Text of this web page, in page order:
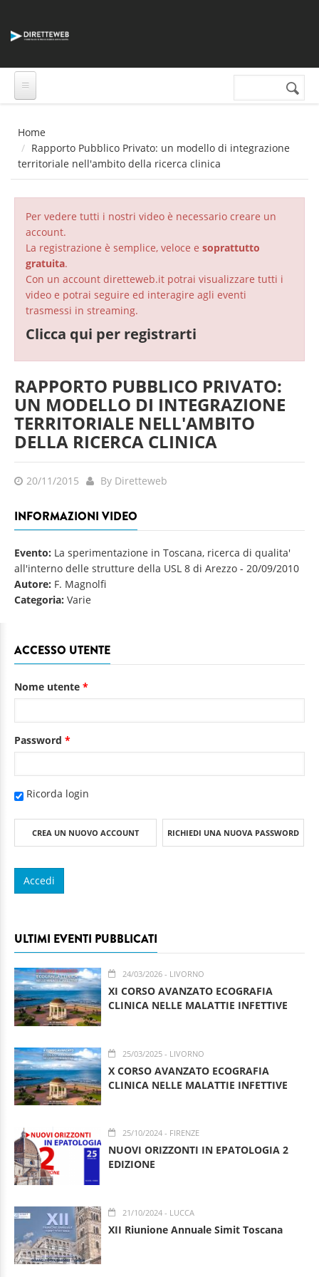
Form di
Cerca nel sito
Home
Rapporto Pubblico Privato: un modello di integrazione
territoriale nell'ambito della ricerca clinica
Per vedere tutti i nostri video è necessario creare un
account.
La registrazione è semplice, veloce e soprattutto
gratuita.
Con un account diretteweb.it potrai visualizzare tutti i
video e potrai seguire ed interagire agli eventi
trasmessi in streaming.
Clicca qui per registrarti
RAPPORTO PUBBLICO PRIVATO:
UN MODELLO DI INTEGRAZIONE
TERRITORIALE NELL'AMBITO
DELLA RICERCA CLINICA
20/11/2015 By Diretteweb
INFORMAZIONI VIDEO
Evento: La sperimentazione in Toscana, ricerca di qualita'
all'interno delle strutture della USL 8 di Arezzo - 20/09/2010
Autore: F. Magnolfi
Categoria: Varie
ACCESSO UTENTE
Nome utente *
Password *
Ricorda login
CREA UN NUOVO ACCOUNT RICHIEDI UNA NUOVA PASSWORD
ULTIMI EVENTI PUBBLICATI
24/03/2026 - LIVORNO
XI CORSO AVANZATO ECOGRAFIA
CLINICA NELLE MALATTIE INFETTIVE
25/03/2025 - LIVORNO
X CORSO AVANZATO ECOGRAFIA
CLINICA NELLE MALATTIE INFETTIVE
25/10/2024 - FIRENZE
NUOVI ORIZZONTI IN EPATOLOGIA 2
EDIZIONE
21/10/2024 - LUCCA
XII Riunione Annuale Simit Toscana